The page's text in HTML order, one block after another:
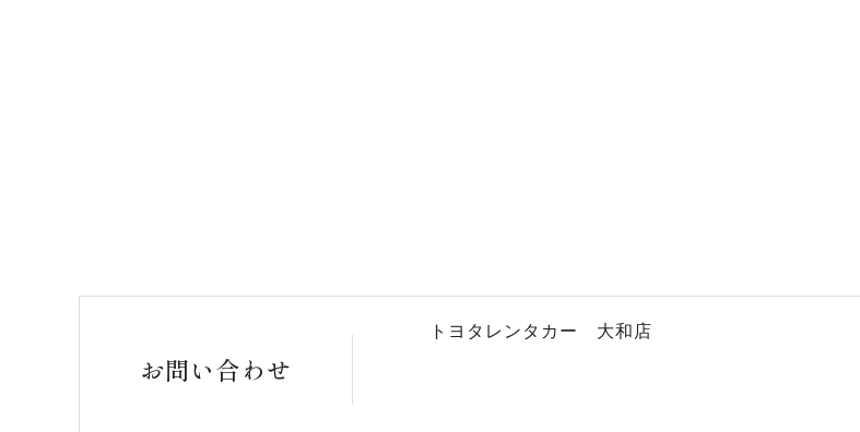
お問い合わせ
トヨタレンタカー 大和店